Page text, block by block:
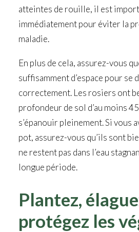
atteintes de rouille, il est
immédiatement pour éviter la
maladie.
En plus de cela, assurez-vous
suffisamment d’espace pour se
correctement. Les rosiers ont
profondeur de sol d’au moins
s’épanouir pleinement. Si vous
pot, assurez-vous qu’ils sont
ne restent pas dans l’eau
longue période.
Plantez,
protégez les